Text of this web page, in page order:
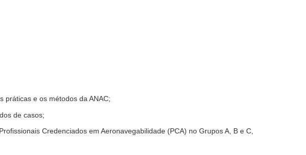
práticas e os métodos da ANAC;
de casos;
Credenciados em Aeronavegabilidade (PCA) no Grupos A, B e C,